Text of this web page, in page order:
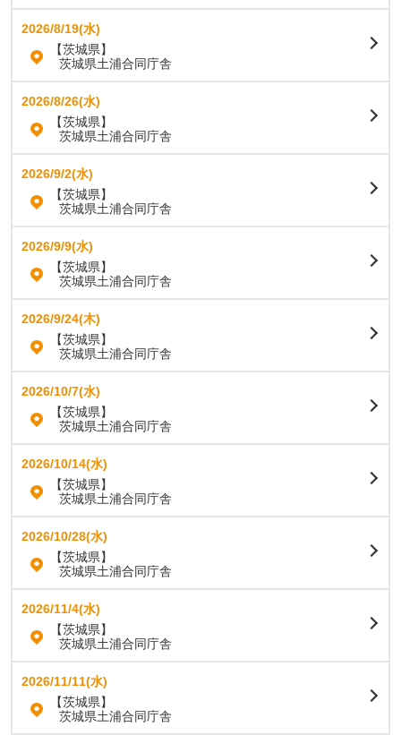
2026/8/19(水)
【茨城県】
茨城県土浦合同庁舎
2026/8/26(水)
【茨城県】
茨城県土浦合同庁舎
2026/9/2(水)
【茨城県】
茨城県土浦合同庁舎
2026/9/9(水)
【茨城県】
茨城県土浦合同庁舎
2026/9/24(木)
【茨城県】
茨城県土浦合同庁舎
2026/10/7(水)
【茨城県】
茨城県土浦合同庁舎
2026/10/14(水)
【茨城県】
茨城県土浦合同庁舎
2026/10/28(水)
【茨城県】
茨城県土浦合同庁舎
2026/11/4(水)
【茨城県】
茨城県土浦合同庁舎
2026/11/11(水)
【茨城県】
茨城県土浦合同庁舎